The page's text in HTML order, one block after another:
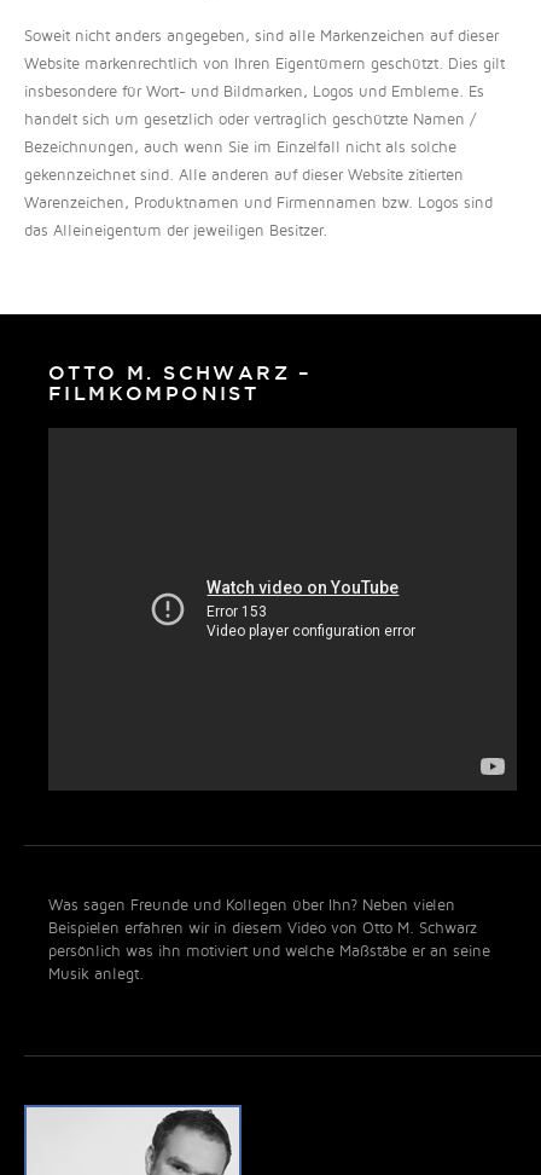
Soweit nicht anders angegeben, sind alle Markenzeichen auf dieser
Website markenrechtlich von Ihren Eigentümern geschützt. Dies gilt
insbesondere für Wort- und Bildmarken, Logos und Embleme. Es
handelt sich um gesetzlich oder vertraglich geschützte Namen /
Bezeichnungen, auch wenn Sie im Einzelfall nicht als solche
gekennzeichnet sind. Alle anderen auf dieser Website zitierten
Warenzeichen, Produktnamen und Firmennamen bzw. Logos sind
das Alleineigentum der jeweiligen Besitzer.
OTTO M. SCHWARZ –
FILMKOMPONIST
Was sagen Freunde und Kollegen über Ihn? Neben vielen
Beispielen erfahren wir in diesem Video von Otto M. Schwarz
persönlich was ihn motiviert und welche Maßstäbe er an seine
Musik anlegt.